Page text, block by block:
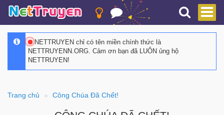
NETTRUYEN chỉ có tên miền chính thức là
NETTRUYENN.ORG. Cảm ơn bạn đã LUÔN ủng hộ
NETTRUYEN!
Trang chủ Công Chúa Đã Chết!